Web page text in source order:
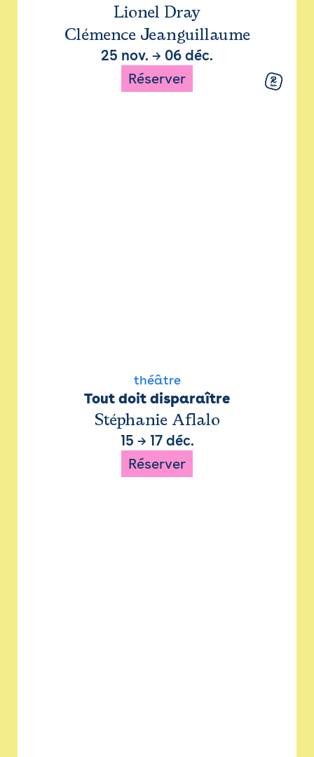
Lionel Dray
Clémence Jeanguillaume
25 nov. → 06 déc.
Réserver
théâtre
Tout doit disparaître
Stéphanie Aflalo
15 → 17 déc.
Réserver